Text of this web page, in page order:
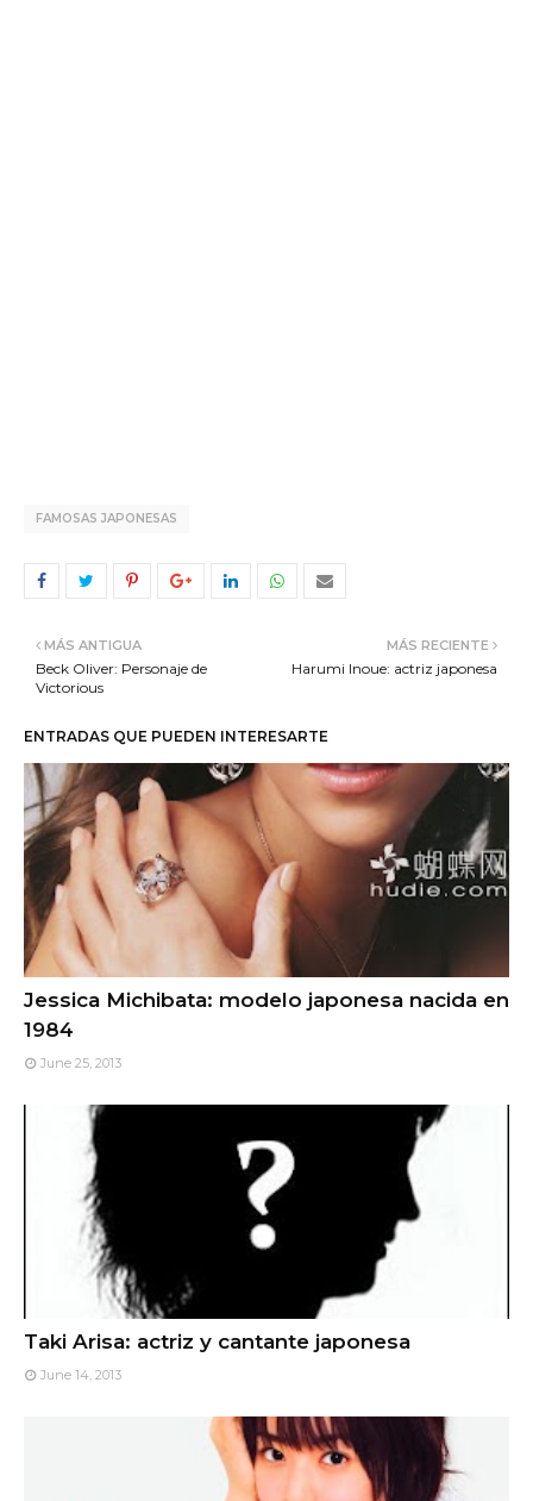
FAMOSAS JAPONESAS
MÁS RECIENTE
Harumi Inoue: actriz japonesa
MÁS ANTIGUA
Beck Oliver: Personaje de
Victorious
ENTRADAS QUE PUEDEN INTERESARTE
Jessica Michibata: modelo japonesa nacida en
1984
June 25, 2013
Taki Arisa: actriz y cantante japonesa
June 14, 2013